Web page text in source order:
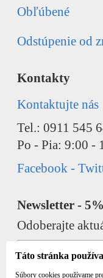
Obľúbené
Odstúpenie od
Kontakty
Kontaktujte nás
Tel.: 0911 545
Po - Pia: 9:00 -
Facebook -
Newsletter -
Odoberajte
Táto stránka
Súbory cookies používame